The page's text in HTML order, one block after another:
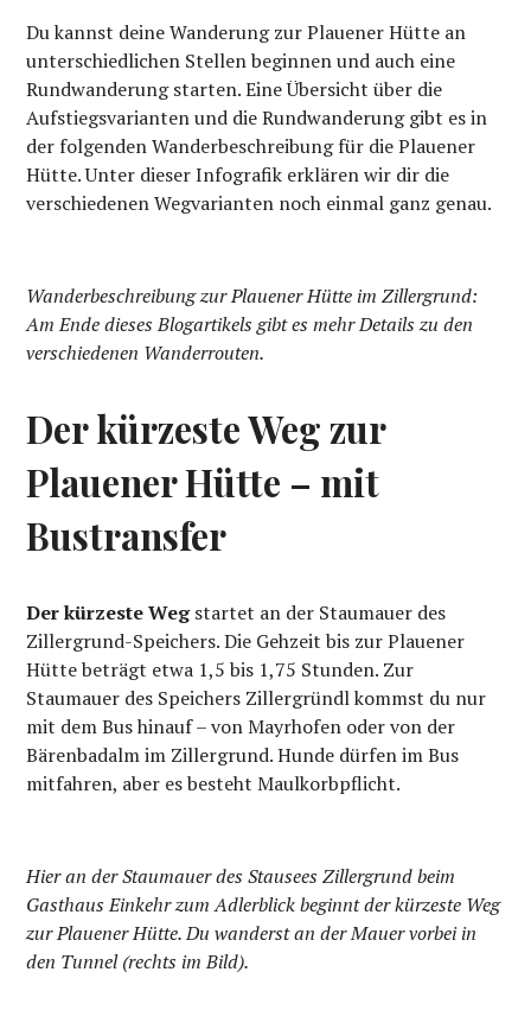
Du kannst deine Wanderung zur Plauener Hütte an
unterschiedlichen Stellen beginnen und auch eine
Rundwanderung starten. Eine Übersicht über die
Aufstiegsvarianten und die Rundwanderung gibt es in
der folgenden Wanderbeschreibung für die Plauener
Hütte. Unter dieser Infografik erklären wir dir die
verschiedenen Wegvarianten noch einmal ganz genau.
Wanderbeschreibung zur Plauener Hütte im Zillergrund:
Am Ende dieses Blogartikels gibt es mehr Details zu den
verschiedenen Wanderrouten.
Der kürzeste Weg zur
Plauener Hütte – mit
Bustransfer
Der kürzeste Wegstartet an der Staumauer des
Zillergrund-Speichers. Die Gehzeit bis zur Plauener
Hütte beträgt etwa 1,5 bis 1,75 Stunden. Zur
Staumauer des Speichers Zillergründl kommst du nur
mit dem Bus hinauf – von Mayrhofen oder von der
Bärenbadalm im Zillergrund. Hunde dürfen im Bus
mitfahren, aber es besteht Maulkorbpflicht.
Hier an der Staumauer des Stausees Zillergrund beim
Gasthaus Einkehr zum Adlerblick beginnt der kürzeste Weg
zur Plauener Hütte. Du wanderst an der Mauer vorbei in
den Tunnel (rechts im Bild).